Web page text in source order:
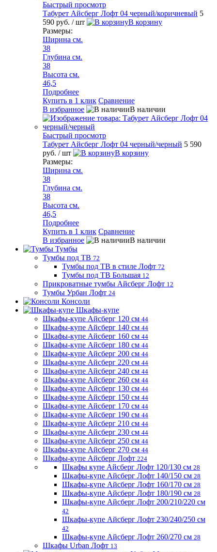
Быстрый просмотр
Табурет Айсберг Лофт 04 черный/коричневый 5
590 руб. / шт
В корзину
Размеры:
Ширина см.
38
Глубина см.
38
Высота см.
46,5
Подробнее
Купить в 1 клик Сравнение
В избранное
В наличии
Быстрый просмотр
Табурет Айсберг Лофт 04 черный/черный 5 590
руб. / шт
В корзину
Размеры:
Ширина см.
38
Глубина см.
38
Высота см.
46,5
Подробнее
Купить в 1 клик Сравнение
В избранное
В наличии
Тумбы
Тумбы под ТВ 72
Тумбы под ТВ в стиле Лофт 72
Тумбы под ТВ Большая 12
Прикроватные тумбы Айсберг Лофт 12
Тумбы Урбан Лофт 24
Консоли
Шкафы-купе
Шкафы-купе Айсберг 120 см 44
Шкафы-купе Айсберг 140 см 44
Шкафы-купе Айсберг 160 см 44
Шкафы-купе Айсберг 180 см 44
Шкафы-купе Айсберг 200 см 44
Шкафы-купе Айсберг 220 см 44
Шкафы-купе Айсберг 240 см 44
Шкафы-купе Айсберг 260 см 44
Шкафы-купе Айсберг 130 см 44
Шкафы-купе Айсберг 150 см 44
Шкафы-купе Айсберг 170 см 44
Шкафы-купе Айсберг 190 см 44
Шкафы-купе Айсберг 210 см 44
Шкафы-купе Айсберг 230 см 44
Шкафы-купе Айсберг 250 см 44
Шкафы-купе Айсберг 270 см 44
Шкафы-купе Айсберг Лофт 224
Шкафы купе Айсберг Лофт 120/130 см 28
Шкафы-купе Айсберг Лофт 140/150 см 28
Шкафы-купе Айсберг Лофт 160/170 см 28
Шкафы-купе Айсберг Лофт 180/190 см 28
Шкафы-купе Айсберг Лофт 200/210/220 см
42
Шкафы-купе Айсберг Лофт 230/240/250 см
42
Шкафы-купе Айсберг Лофт 260/270 см 28
Шкафы Urban Лофт 13